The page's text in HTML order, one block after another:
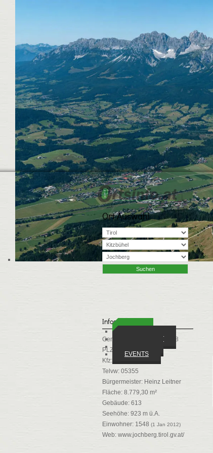
WIRTSCHAFT
EVENTS
Ort Auswahl
Infos
Gemeindekennziffer: 70408
PLZ: 6373
Kfz: KB
Telvw: 05355
Bürgermeister: Heinz Leitner
Fläche: 8.779,30 m²
Gebäude: 613
Seehöhe: 923 m ü.A.
Einwohner: 1548 (1 Jan 2012)
Web: www.jochberg.tirol.gv.at/